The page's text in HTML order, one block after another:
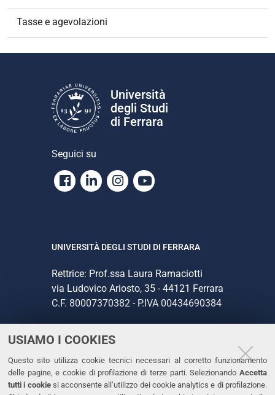
USIAMO I COOKIES
Questo sito utilizza cookie tecnici necessari al corretto funzionamento
delle pagine, e cookie di profilazione di terze parti. Selezionando Accetta
tutti i cookiesi acconsente all’utilizzo dei cookie analytics e di profilazione.
Tasse e agevolazioni
Università
degli Studi
di Ferrara
Seguici su
Facebook
LinkedinInstagram
Youtube
UNIVERSITÀ DEGLI STUDI DI FERRARA
Rettrice: Prof.ssa Laura Ramaciotti
via Ludovico Ariosto, 35 - 44121 Ferrara
C.F. 80007370382 - P.IVA 00434690384
CONTATTI
Tel. +39 0532 293111
Fax. +39 0532 293031